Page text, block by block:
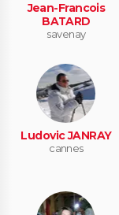
Jean-Francois
BATARD
savenay
Ludovic JANRAY
cannes